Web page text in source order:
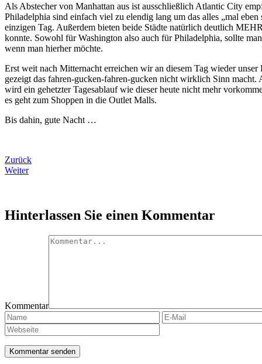
Als Abstecher von Manhattan aus ist ausschließlich Atlantic City
Philadelphia sind einfach viel zu elendig lang um das alles „mal
einzigen Tag. Außerdem bieten beide Städte natürlich deutlich
konnte. Sowohl für Washington also auch für Philadelphia, sollte
wenn man hierher möchte.
Erst weit nach Mitternacht erreichen wir an diesem Tag wieder
gezeigt das fahren-gucken-fahren-gucken nicht wirklich Sinn macht.
wird ein gehetzter Tagesablauf wie dieser heute nicht mehr
es geht zum Shoppen in die Outlet Malls.
Bis dahin, gute Nacht …
Zurück
Weiter
Hinterlassen Sie einen Kommentar
Kommentar